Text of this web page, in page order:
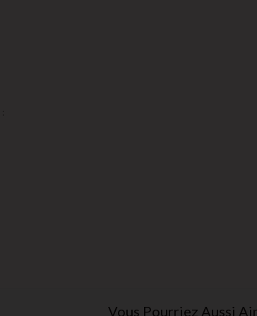
Vous Pourriez Aussi